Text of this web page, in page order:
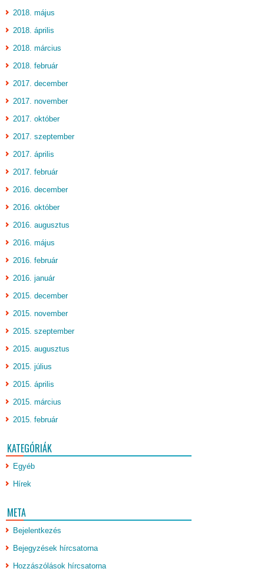
2018. május
2018. április
2018. március
2018. február
2017. december
2017. november
2017. október
2017. szeptember
2017. április
2017. február
2016. december
2016. október
2016. augusztus
2016. május
2016. február
2016. január
2015. december
2015. november
2015. szeptember
2015. augusztus
2015. július
2015. április
2015. március
2015. február
KATEGÓRIÁK
Egyéb
Hírek
META
Bejelentkezés
Bejegyzések hírcsatorna
Hozzászólások hírcsatorna